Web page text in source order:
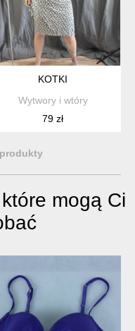
KOTKI
Wytwory i wtóry
79 zł
mogą Ci